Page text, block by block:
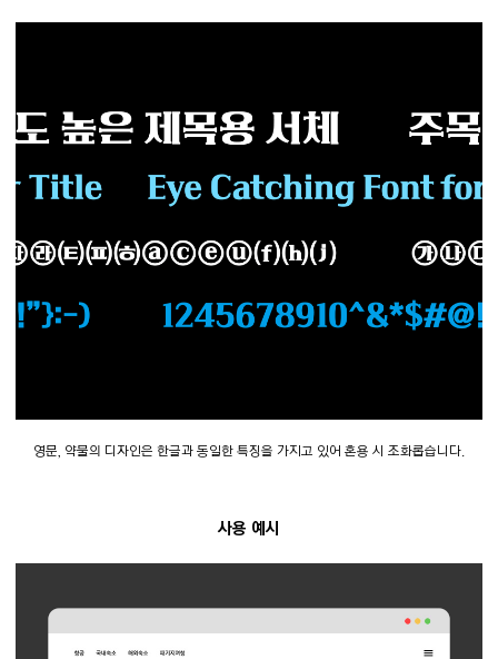
영문, 약물의 디자인은 한글과 동일한 특징을 가지고 있어 혼용 시 조화롭습니다.
사용 예시